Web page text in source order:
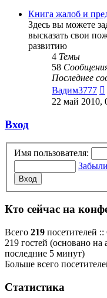
Книга жалоб и
Здесь вы можете
высказать свои
развитию
4 Темы
58
Последнее
Вадим3777
22 май 2010,
Вход
Имя пользователя:
Кто сейчас на
Всего 219 посетителей
219 гостей (основано на
последние 5 минут)
Больше всего
Статистика